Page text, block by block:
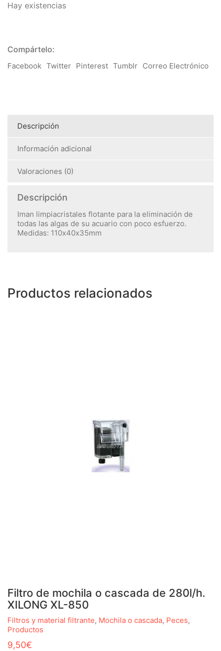
Hay existencias
Compártelo:
Facebook Twitter Pinterest Tumblr Correo Electrónico
Descripción
Información adicional
Valoraciones (0)
Descripción
Iman limpiacristales flotante para la eliminación de
todas las algas de su acuario con poco esfuerzo.
Medidas: 110x40x35mm
Productos relacionados
Filtro de mochila o cascada de 280l/h.
XILONG XL-850
Filtros y material filtrante, Mochila o cascada, Peces,
Productos
9,50€